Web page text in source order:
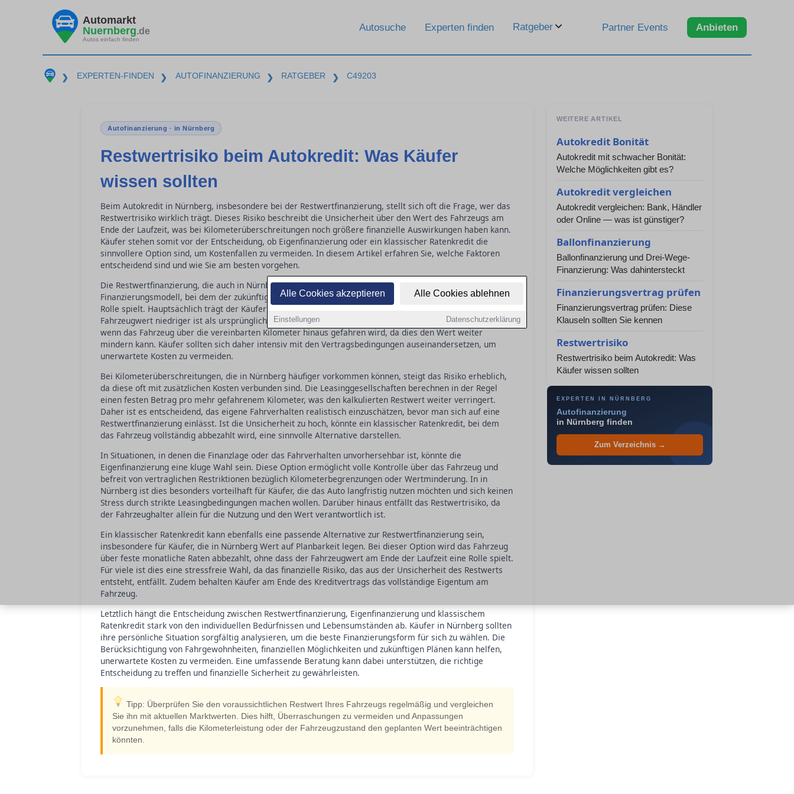
Alle Cookies akzeptieren Alle Cookies ablehnen
Einstellungen Datenschutzerklärung
Automarkt
Nuernberg.de
Autos einfach finden
Autosuche Experten finden Ratgeber Partner Events Anbieten
❯ EXPERTEN-FINDEN ❯ AUTOFINANZIERUNG ❯ RATGEBER ❯ C49203
Autofinanzierung · in Nürnberg
Restwertrisiko beim Autokredit: Was Käufer
wissen sollten
Beim Autokredit in Nürnberg, insbesondere bei der Restwertfinanzierung, stellt sich oft die Frage, wer das
Restwertrisiko wirklich trägt. Dieses Risiko beschreibt die Unsicherheit über den Wert des Fahrzeugs am
Ende der Laufzeit, was bei Kilometerüberschreitungen noch größere finanzielle Auswirkungen haben kann.
Käufer stehen somit vor der Entscheidung, ob Eigenfinanzierung oder ein klassischer Ratenkredit die
sinnvollere Option sind, um Kostenfallen zu vermeiden. In diesem Artikel erfahren Sie, welche Faktoren
entscheidend sind und wie Sie am besten vorgehen.
Die Restwertfinanzierung, die auch in Nürnberg immer beliebter wird, bezieht sich auf ein spezielles
Finanzierungsmodell, bei dem der zukünftige Wert eines Fahrzeugs am Ende der Laufzeit eine zentrale
Rolle spielt. Hauptsächlich trägt der Käufer das Restwertrisiko, das entsteht, wenn der tatsächliche
Fahrzeugwert niedriger ist als ursprünglich angenommen. Dies kann besonders problematisch werden,
wenn das Fahrzeug über die vereinbarten Kilometer hinaus gefahren wird, da dies den Wert weiter
mindern kann. Käufer sollten sich daher intensiv mit den Vertragsbedingungen auseinandersetzen, um
unerwartete Kosten zu vermeiden.
Bei Kilometerüberschreitungen, die in Nürnberg häufiger vorkommen können, steigt das Risiko erheblich,
da diese oft mit zusätzlichen Kosten verbunden sind. Die Leasinggesellschaften berechnen in der Regel
einen festen Betrag pro mehr gefahrenem Kilometer, was den kalkulierten Restwert weiter verringert.
Daher ist es entscheidend, das eigene Fahrverhalten realistisch einzuschätzen, bevor man sich auf eine
Restwertfinanzierung einlässt. Ist die Unsicherheit zu hoch, könnte ein klassischer Ratenkredit, bei dem
das Fahrzeug vollständig abbezahlt wird, eine sinnvolle Alternative darstellen.
In Situationen, in denen die Finanzlage oder das Fahrverhalten unvorhersehbar ist, könnte die
Eigenfinanzierung eine kluge Wahl sein. Diese Option ermöglicht volle Kontrolle über das Fahrzeug und
befreit von vertraglichen Restriktionen bezüglich Kilometerbegrenzungen oder Wertminderung. In in
Nürnberg ist dies besonders vorteilhaft für Käufer, die das Auto langfristig nutzen möchten und sich keinen
Stress durch strikte Leasingbedingungen machen wollen. Darüber hinaus entfällt das Restwertrisiko, da
der Fahrzeughalter allein für die Nutzung und den Wert verantwortlich ist.
Ein klassischer Ratenkredit kann ebenfalls eine passende Alternative zur Restwertfinanzierung sein,
insbesondere für Käufer, die in Nürnberg Wert auf Planbarkeit legen. Bei dieser Option wird das Fahrzeug
über feste monatliche Raten abbezahlt, ohne dass der Fahrzeugwert am Ende der Laufzeit eine Rolle spielt.
Für viele ist dies eine stressfreie Wahl, da das finanzielle Risiko, das aus der Unsicherheit des Restwerts
entsteht, entfällt. Zudem behalten Käufer am Ende des Kreditvertrags das vollständige Eigentum am
Fahrzeug.
Letztlich hängt die Entscheidung zwischen Restwertfinanzierung, Eigenfinanzierung und klassischem
Ratenkredit stark von den individuellen Bedürfnissen und Lebensumständen ab. Käufer in Nürnberg sollten
ihre persönliche Situation sorgfältig analysieren, um die beste Finanzierungsform für sich zu wählen. Die
Berücksichtigung von Fahrgewohnheiten, finanziellen Möglichkeiten und zukünftigen Plänen kann helfen,
unerwartete Kosten zu vermeiden. Eine umfassende Beratung kann dabei unterstützen, die richtige
Entscheidung zu treffen und finanzielle Sicherheit zu gewährleisten.
Tipp: Überprüfen Sie den voraussichtlichen Restwert Ihres Fahrzeugs regelmäßig und vergleichen
Sie ihn mit aktuellen Marktwerten. Dies hilft, Überraschungen zu vermeiden und Anpassungen
vorzunehmen, falls die Kilometerleistung oder der Fahrzeugzustand den geplanten Wert beeinträchtigen
könnten.
WEITERE ARTIKEL
Autokredit Bonität
Autokredit mit schwacher Bonität:
Welche Möglichkeiten gibt es?
Autokredit vergleichen
Autokredit vergleichen: Bank, Händler
oder Online — was ist günstiger?
Ballonfinanzierung
Ballonfinanzierung und Drei-Wege-
Finanzierung: Was dahintersteckt
Finanzierungsvertrag prüfen
Finanzierungsvertrag prüfen: Diese
Klauseln sollten Sie kennen
Restwertrisiko
Restwertrisiko beim Autokredit: Was
Käufer wissen sollten
EXPERTEN IN NÜRNBERG
Autofinanzierung
in Nürnberg finden
Zum Verzeichnis →